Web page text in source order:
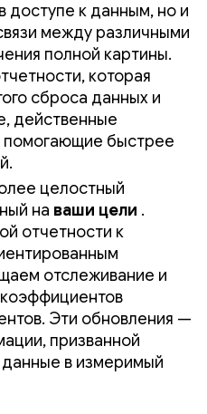
доступе к данным, но и
между различными
полной картины.
которая
сброса данных и
действенные
помогающие быстрее
целостный
на ваши цели .
отчетности к
отслеживание и
Эти обновления —
призванной
в измеримый